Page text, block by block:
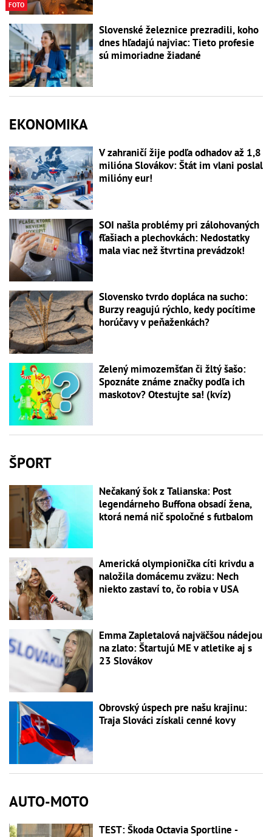
FOTO
Slovenské železnice prezradili, koho
dnes hľadajú najviac: Tieto profesie
sú mimoriadne žiadané
EKONOMIKA
V zahraničí žije podľa odhadov až 1,8
milióna Slovákov: Štát im vlani poslal
milióny eur!
SOI našla problémy pri zálohovaných
fľašiach a plechovkách: Nedostatky
mala viac než štvrtina prevádzok!
Slovensko tvrdo dopláca na sucho:
Burzy reagujú rýchlo, kedy pocítime
horúčavy v peňaženkách?
Zelený mimozemšťan či žltý šašo:
Spoznáte známe značky podľa ich
maskotov? Otestujte sa! (kvíz)
ŠPORT
Nečakaný šok z Talianska: Post
legendárneho Buffona obsadí žena,
ktorá nemá nič spoločné s futbalom
Americká olympionička cíti krivdu a
naložila domácemu zväzu: Nech
niekto zastaví to, čo robia v USA
Emma Zapletalová najväčšou nádejou
na zlato: Štartujú ME v atletike aj s
23 Slovákov
Obrovský úspech pre našu krajinu:
Traja Slováci získali cenné kovy
AUTO-MOTO
TEST: Škoda Octavia Sportline -